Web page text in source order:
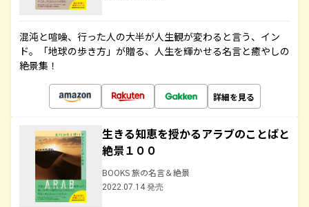
混沌と喧噪、行った人の大半が人生観が変わると言う、イン
ド。「地球の歩き方」が贈る、人生を輝かせる名言と癒やしの
絶景集！
詳細を見る
生きる知恵を授かるアラブのことばと
絶景１００
BOOKS 旅の名言＆絶景
2022.07.14 発売